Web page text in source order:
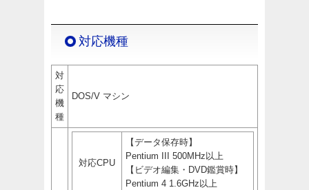
対応機種
対
応
機
種
DOS/V マシン
対応CPU
【データ保存時】
Pentium III 500MHz以上
【ビデオ編集・DVD鑑賞時】
Pentium 4 1.6GHz以上